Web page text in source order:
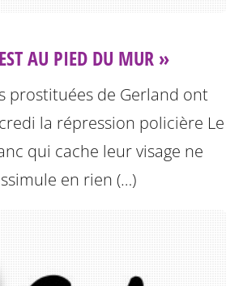
AU PIED DU MUR »
prostituées de Gerland ont
la répression policière Le
qui cache leur visage ne
en rien (…)